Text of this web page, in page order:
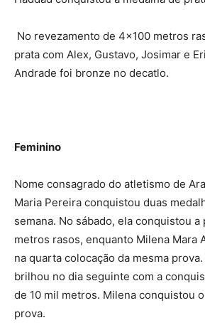
No revezamento de 4×100 metros
prata com Alex, Gustavo, Josimar e
Andrade foi bronze no decatlo.
Feminino
Nome consagrado do atletismo de
Maria Pereira conquistou duas
semana. No sábado, ela conquistou a
metros rasos, enquanto Milena Mara
na quarta colocação da mesma
brilhou no dia seguinte com a
de 10 mil metros. Milena conquistou
prova.